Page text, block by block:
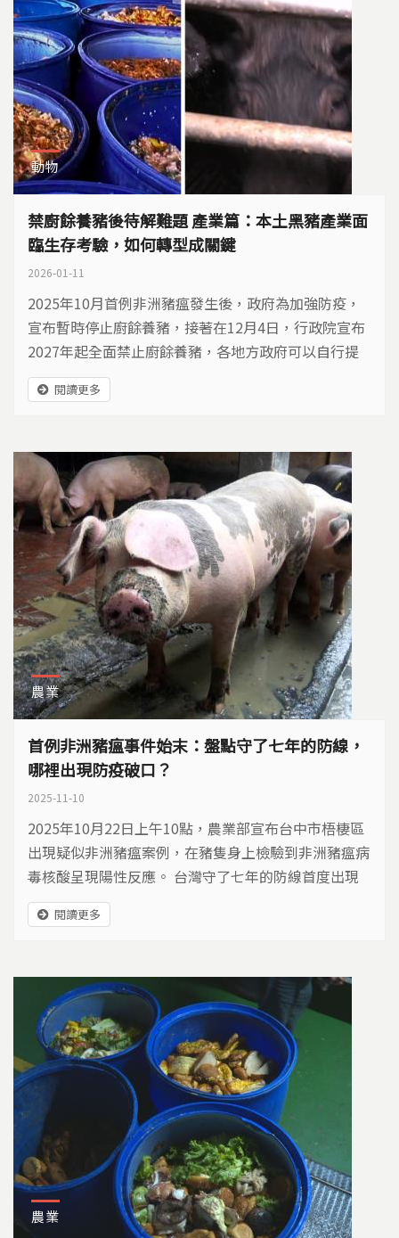
動物
禁廚餘養豬後待解難題 產業篇：本土黑豬產業面
臨生存考驗，如何轉型成關鍵
2026-01-11
2025年10月首例非洲豬瘟發生後，政府為加強防疫，
宣布暫時停止廚餘養豬，接著在12月4日，行政院宣布
2027年起全面禁止廚餘養豬，各地方政府可以自行提
早禁止。不只廚餘去化問題浮上檯面，廚餘養豬戶也面
臨轉型挑戰。
閱讀更多
農業
首例非洲豬瘟事件始末：盤點守了七年的防線，
哪裡出現防疫破口？
2025-11-10
2025年10月22日上午10點，農業部宣布台中市梧棲區
出現疑似非洲豬瘟案例，在豬隻身上檢驗到非洲豬瘟病
毒核酸呈現陽性反應。 台灣守了七年的防線首度出現
破口，為全台養豬產業投下震撼彈。面對非洲豬瘟來
襲，台灣如臨大敵，展開豬肉產業保衛戰…
閱讀更多
農業